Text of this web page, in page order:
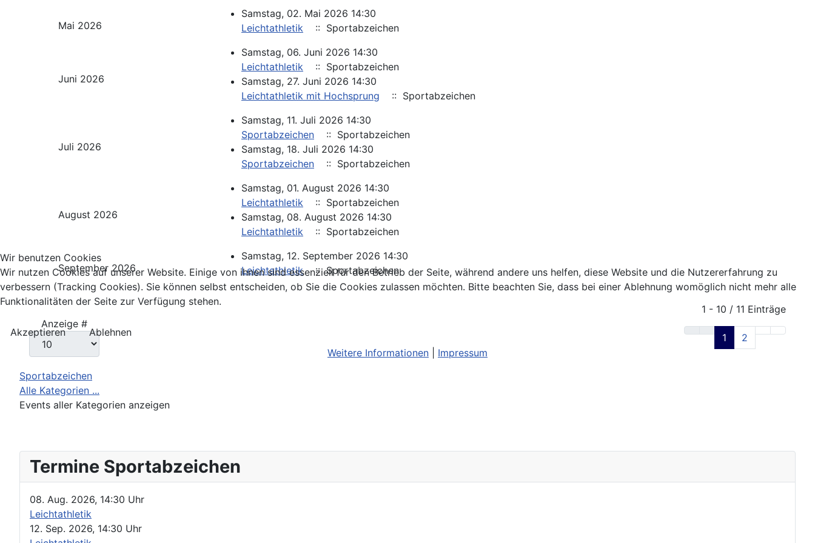
Mai 2026
Samstag, 02. Mai 2026 14:30
Leichtathletik
:: Sportabzeichen
Juni 2026
Samstag, 06. Juni 2026 14:30
Leichtathletik
:: Sportabzeichen
Samstag, 27. Juni 2026 14:30
Leichtathletik mit Hochsprung
:: Sportabzeichen
Juli 2026
Samstag, 11. Juli 2026 14:30
Sportabzeichen
:: Sportabzeichen
Samstag, 18. Juli 2026 14:30
Sportabzeichen
:: Sportabzeichen
August 2026
Samstag, 01. August 2026 14:30
Leichtathletik
:: Sportabzeichen
Samstag, 08. August 2026 14:30
Leichtathletik
:: Sportabzeichen
September 2026
Samstag, 12. September 2026 14:30
Leichtathletik :: Sportabzeichen
Limite der Paginierungsliste
1 - 10 / 11 Einträge
Anzeige #
1
2
Sportabzeichen
Alle Kategorien ...
Events aller Kategorien anzeigen
Termine Sportabzeichen
08. Aug. 2026, 14:30 Uhr
Leichtathletik
12. Sep. 2026, 14:30 Uhr
Wir benutzen Cookies
Wir nutzen Cookies auf unserer Website. Einige von ihnen sind essenziell für den Betrieb der Seite, während andere uns helfen, diese Website und die Nutzererfahrung zu
verbessern (Tracking Cookies). Sie können selbst entscheiden, ob Sie die Cookies zulassen möchten. Bitte beachten Sie, dass bei einer Ablehnung womöglich nicht mehr alle
Funktionalitäten der Seite zur Verfügung stehen.
Akzeptieren
Ablehnen
Weitere Informationen
Impressum